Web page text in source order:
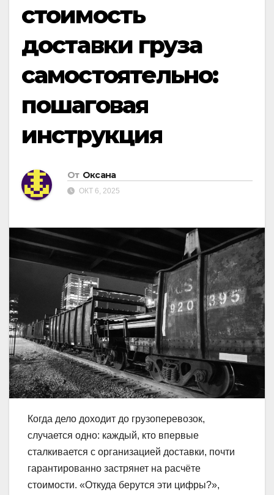
стоимость
доставки груза
самостоятельно:
пошаговая
инструкция
От Оксана
ОКТ 6, 2025
Когда дело доходит до грузоперевозок,
случается одно: каждый, кто впервые
сталкивается с организацией доставки, почти
гарантированно застрянет на расчёте
стоимости. «Откуда берутся эти цифры?»,